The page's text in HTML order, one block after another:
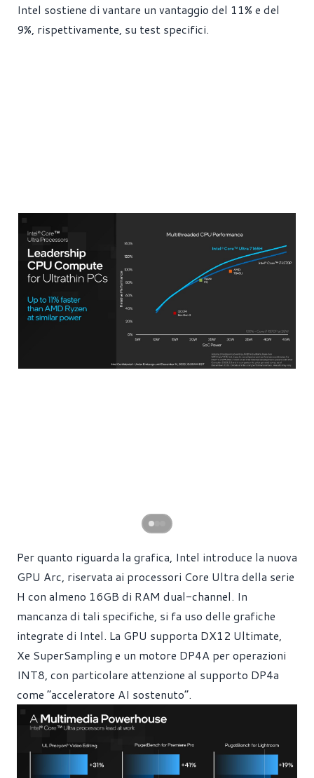
Intel sostiene di vantare un vantaggio del 11% e del
9%, rispettivamente, su test specifici.
Per quanto riguarda la grafica, Intel introduce la nuova
GPU Arc, riservata ai processori Core Ultra della serie
H con almeno 16GB di RAM dual-channel. In
mancanza di tali specifiche, si fa uso delle grafiche
integrate di Intel. La GPU supporta DX12 Ultimate,
Xe SuperSampling e un motore DP4A per operazioni
INT8, con particolare attenzione al supporto DP4a
come “acceleratore AI sostenuto”.